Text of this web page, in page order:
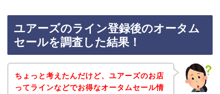
ユアーズのライン登録後のオータム
セールを調査した結果！
ちょっと考えたんだけど、ユアーズのお店
ってラインなどでお得なオータムセール情